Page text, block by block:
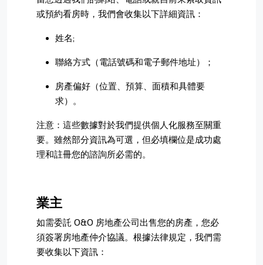
或預約看房時，我們會收集以下詳細資訊：
姓名;
聯絡方式（電話號碼和電子郵件地址）；
房產偏好（位置、預算、面積和具體要
求）。
注意：這些數據對於我們提供個人化服務至關重
要。雖然部分資訊為可選，但必填欄位是成功處
理和註冊您的諮詢所必需的。
業主
如需委託 O&O 房地產公司出售您的房產，您必
須簽署房地產仲介協議。根據法律規定，我們需
要收集以下資訊：